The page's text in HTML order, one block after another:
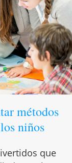
métodos
niños
que